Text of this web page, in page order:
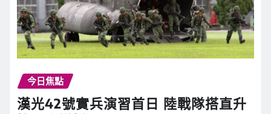
今日焦點
漢光42號實兵演習首日 陸戰隊搭直升